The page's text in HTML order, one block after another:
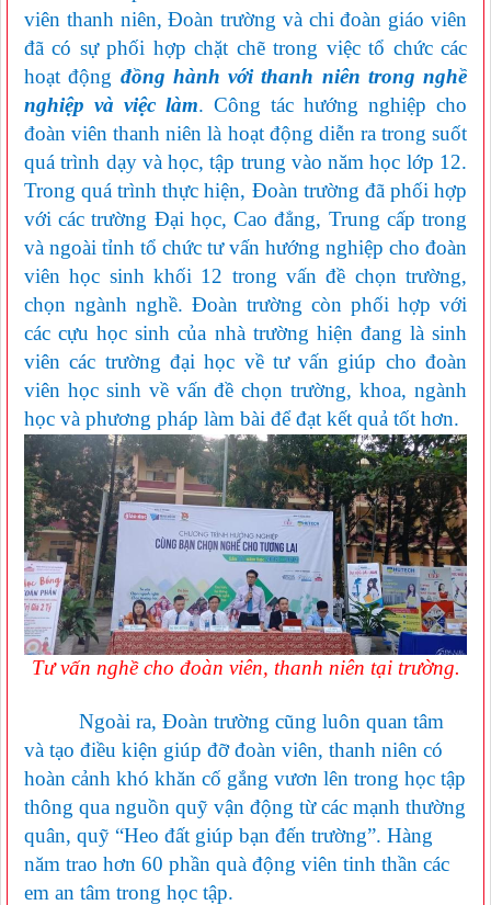
viên thanh niên, Đoàn trường và chi đoàn giáo viên
đã có sự phối hợp chặt chẽ trong việc tổ chức các
hoạt động đồng hành với thanh niên trong nghề
nghiệp và việc làm. Công tác hướng nghiệp cho
đoàn viên thanh niên là hoạt động diễn ra trong suốt
quá trình dạy và học, tập trung vào năm học lớp 12.
Trong quá trình thực hiện, Đoàn trường đã phối hợp
với các trường Đại học, Cao đẳng, Trung cấp trong
và ngoài tỉnh tổ chức tư vấn hướng nghiệp cho đoàn
viên học sinh khối 12 trong vấn đề chọn trường,
chọn ngành nghề. Đoàn trường còn phối hợp với
các cựu học sinh của nhà trường hiện đang là sinh
viên các trường đại học về tư vấn giúp cho đoàn
viên học sinh về vấn đề chọn trường, khoa, ngành
học và phương pháp làm bài để đạt kết quả tốt hơn.
Tư vấn nghề cho đoàn viên, thanh niên tại trường.
Ngoài ra, Đoàn trường cũng luôn quan tâm
và tạo điều kiện giúp đỡ đoàn viên, thanh niên có
hoàn cảnh khó khăn cố gắng vươn lên trong học tập
thông qua nguồn quỹ vận động từ các mạnh thường
quân, quỹ “Heo đất giúp bạn đến trường”. Hàng
năm trao hơn 60 phần quà động viên tinh thần các
em an tâm trong học tập.